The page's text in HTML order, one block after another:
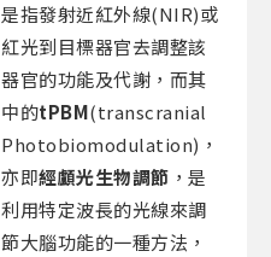
是指發射近紅外線(NIR)或
紅光到目標器官去調整該
器官的功能及代謝，而其
中的tPBM(transcranial
Photobiomodulation)，
亦即經顱光生物調節 ，是
利用特定波長的光線來調
節大腦功能的一種方法，